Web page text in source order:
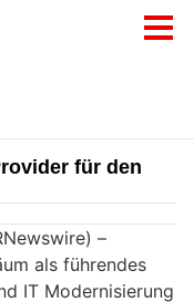
für den
–
als führendes
IT Modernisierung